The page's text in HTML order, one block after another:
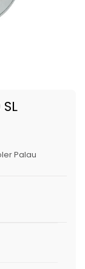
Palau